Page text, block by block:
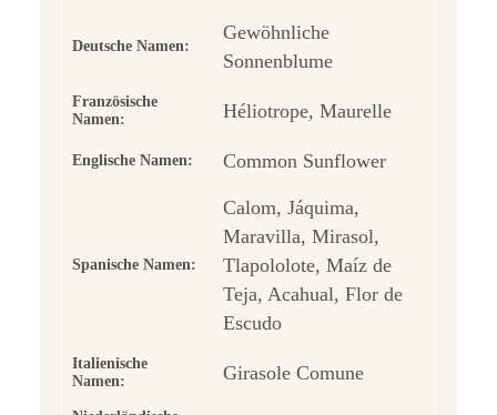
Deutsche Namen:
Gewöhnliche
Sonnenblume
Französische
Namen:
Héliotrope, Maurelle
Englische Namen: Common Sunflower
Spanische Namen:
Calom, Jáquima,
Maravilla, Mirasol,
Tlapololote, Maíz de
Teja, Acahual, Flor de
Escudo
Italienische
Namen:
Girasole Comune